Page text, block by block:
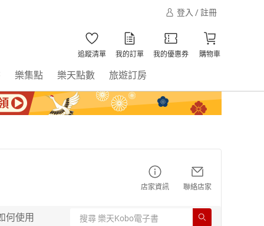
登入 / 註冊
追蹤清單 我的訂單 我的優惠券 購物車
樂集點 樂天點數 旅遊訂房
店家資訊 聯絡店家
何使用